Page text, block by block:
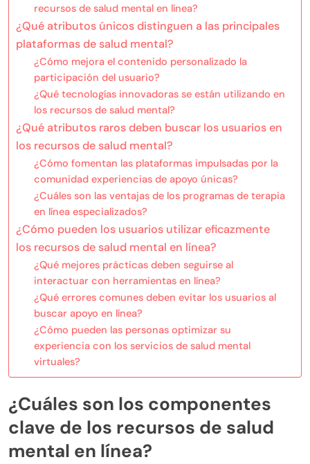
recursos de salud mental en línea?
¿Qué atributos únicos distinguen a las principales
plataformas de salud mental?
¿Cómo mejora el contenido personalizado la
participación del usuario?
¿Qué tecnologías innovadoras se están utilizando en
los recursos de salud mental?
¿Qué atributos raros deben buscar los usuarios en
los recursos de salud mental?
¿Cómo fomentan las plataformas impulsadas por la
comunidad experiencias de apoyo únicas?
¿Cuáles son las ventajas de los programas de terapia
en línea especializados?
¿Cómo pueden los usuarios utilizar eficazmente
los recursos de salud mental en línea?
¿Qué mejores prácticas deben seguirse al
interactuar con herramientas en línea?
¿Qué errores comunes deben evitar los usuarios al
buscar apoyo en línea?
¿Cómo pueden las personas optimizar su
experiencia con los servicios de salud mental
virtuales?
¿Cuáles son los componentes
clave de los recursos de salud
mental en línea?